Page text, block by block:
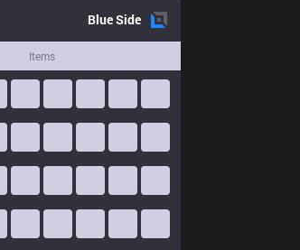
BlueSide
Items